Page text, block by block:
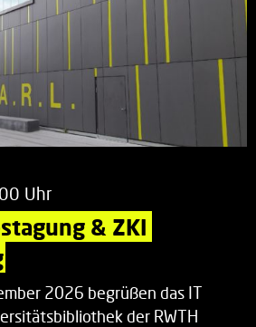
Uhr
& ZKI
2026 begrüßen das IT
der RWTH